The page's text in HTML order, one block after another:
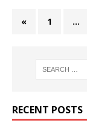
« 1 …
RECENT POSTS